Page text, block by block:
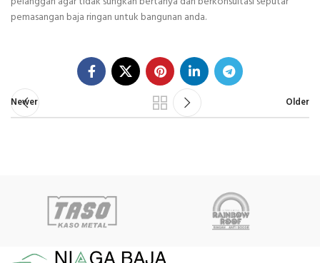
pemasangan baja ringan untuk bangunan anda.
Newer Older